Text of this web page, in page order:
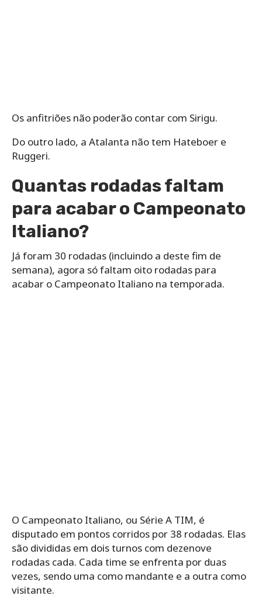
Os anfitriões não poderão contar com Sirigu.
Do outro lado, a Atalanta não tem Hateboer e
Ruggeri.
Quantas rodadas faltam
para acabar o Campeonato
Italiano?
Já foram 30 rodadas (incluindo a deste fim de
semana), agora só faltam oito rodadas para
acabar o Campeonato Italiano na temporada.
O Campeonato Italiano, ou Série A TIM, é
disputado em pontos corridos por 38 rodadas. Elas
são divididas em dois turnos com dezenove
rodadas cada. Cada time se enfrenta por duas
vezes, sendo uma como mandante e a outra como
visitante.